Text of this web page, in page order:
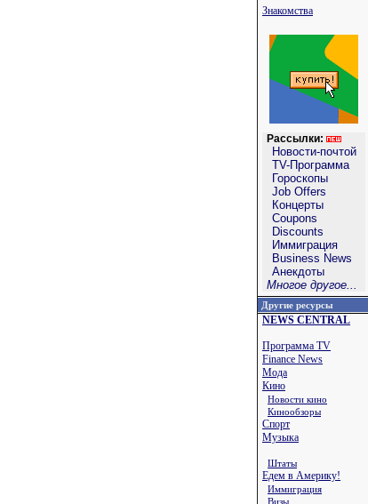
Знакомства
Рассылки:
Новости-почтой
TV-Программа
Гороскопы
Job Offers
Концерты
Coupons
Discounts
Иммиграция
Business News
Анекдоты
Многое другое...
Другие ресурсы
NEWS CENTRAL
Программа TV
Finance News
Мода
Кино
Новости кино
Кинообзоры
Спорт
Музыка
Штаты
Едем в Америку!
Иммиграция
Визы